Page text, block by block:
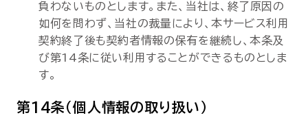
負わないものとします。また、当社は、終了原因の
如何を問わず、当社の裁量により、本サービス利用
契約終了後も契約者情報の保有を継続し、本条及
び第14条に従い利用することができるものとしま
す。
第14条（個人情報の取り扱い）